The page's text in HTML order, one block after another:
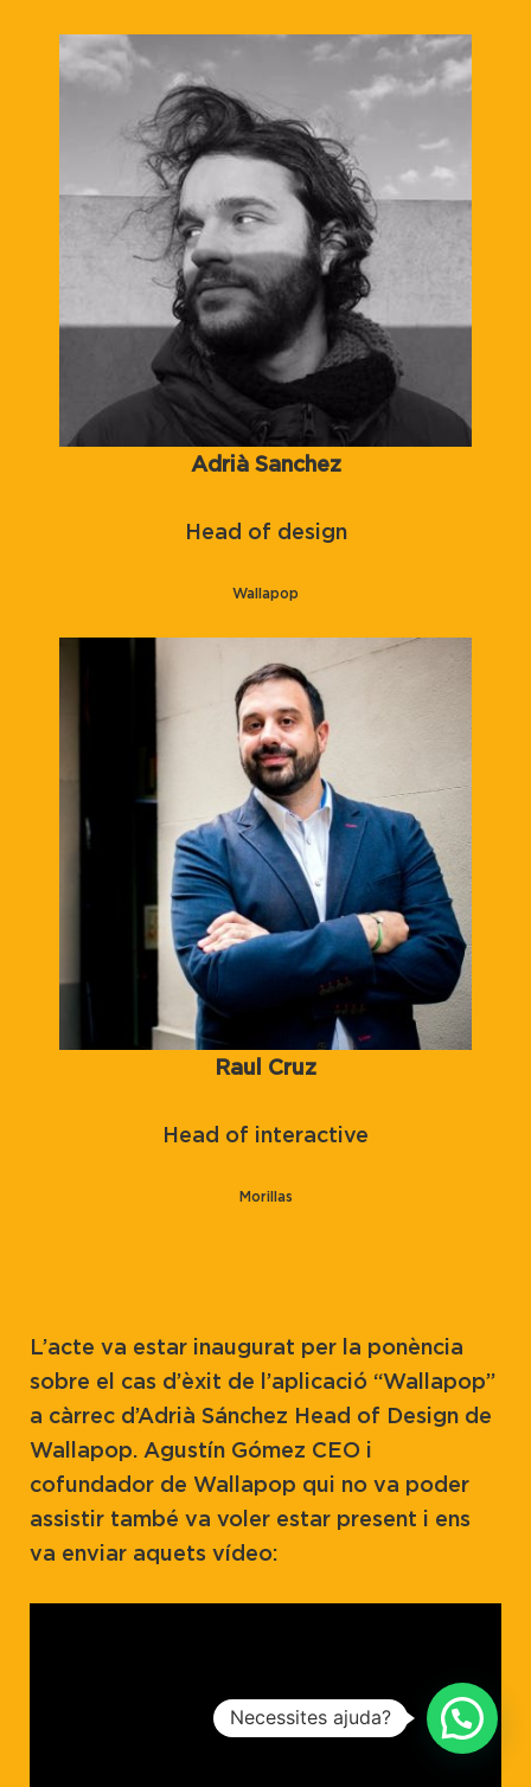
Adrià Sanchez
Head of design
Wallapop
Raul Cruz
Head of interactive
Morillas
L’acte va estar inaugurat per la ponència
sobre el cas d’èxit de l’aplicació “Wallapop”
a càrrec d’Adrià Sánchez Head of Design de
Wallapop. Agustín Gómez CEO i
cofundador de Wallapop qui no va poder
assistir també va voler estar present i ens
va enviar aquets vídeo:
Necessites ajuda?